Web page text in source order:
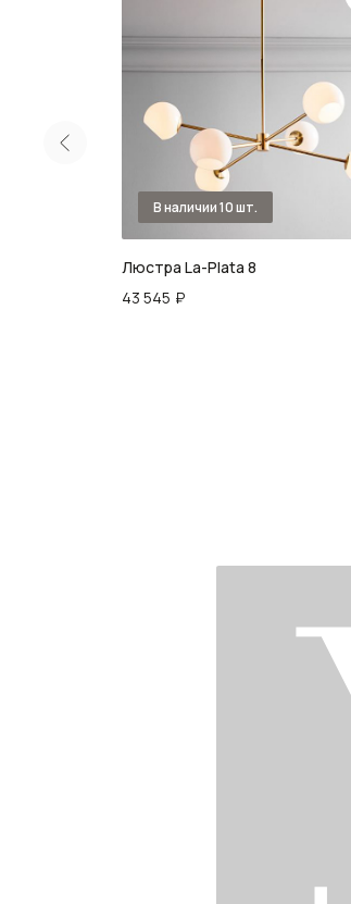
Люстра La-Plata 8
43 545 ₽